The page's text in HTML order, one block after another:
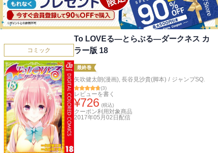
コミック
To LOVEる―とらぶる―ダークネス カ
ラー版 18
最終巻
矢吹健太朗(漫画), 長谷見沙貴(脚本) / ジャンプSQ.
(3)
レビューを書く
¥726 (税込)
クーポン利用対象商品
2017年05月02日 配信